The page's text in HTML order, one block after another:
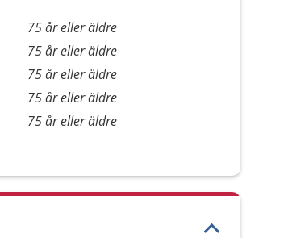
75 år eller äldre
75 år eller äldre
75 år eller äldre
75 år eller äldre
75 år eller äldre